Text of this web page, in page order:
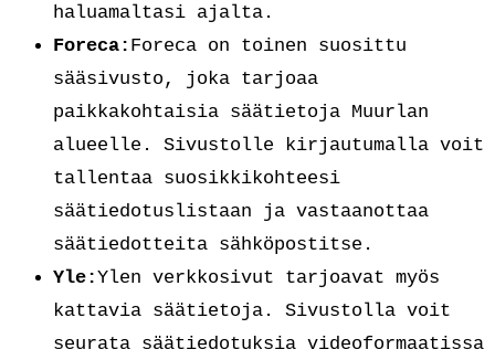
haluamaltasi ajalta.
Foreca: Foreca on toinen suosittu
sääsivusto, joka tarjoaa
paikkakohtaisia säätietoja Muurlan
alueelle. Sivustolle kirjautumalla voit
tallentaa suosikkikohteesi
säätiedotuslistaan ja vastaanottaa
säätiedotteita sähköpostitse.
Yle:Ylen verkkosivut tarjoavat myös
kattavia säätietoja. Sivustolla voit
seurata säätiedotuksia videoformaatissa